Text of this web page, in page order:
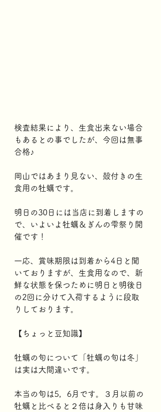
検査結果により、生食出来ない場合
もあるとの事でしたが、今回は無事
合格♪
岡山ではあまり見ない、殻付きの生
食用の牡蠣です。
明日の30日には当店に到着しますの
で、いよいよ牡蠣＆ぎんの雫祭り開
催です！
一応、賞味期限は到着から4日と聞
いておりますが、生食用なので、新
鮮な状態を保つために明日と明後日
の2回に分けて入荷するように段取
りしております。
【ちょっと豆知識】
牡蠣の旬について「牡蠣の旬は冬」
は実は大間違いです。
本当の旬は5，6月です。３月以前の
牡蠣と比べると２倍は身入りも甘味